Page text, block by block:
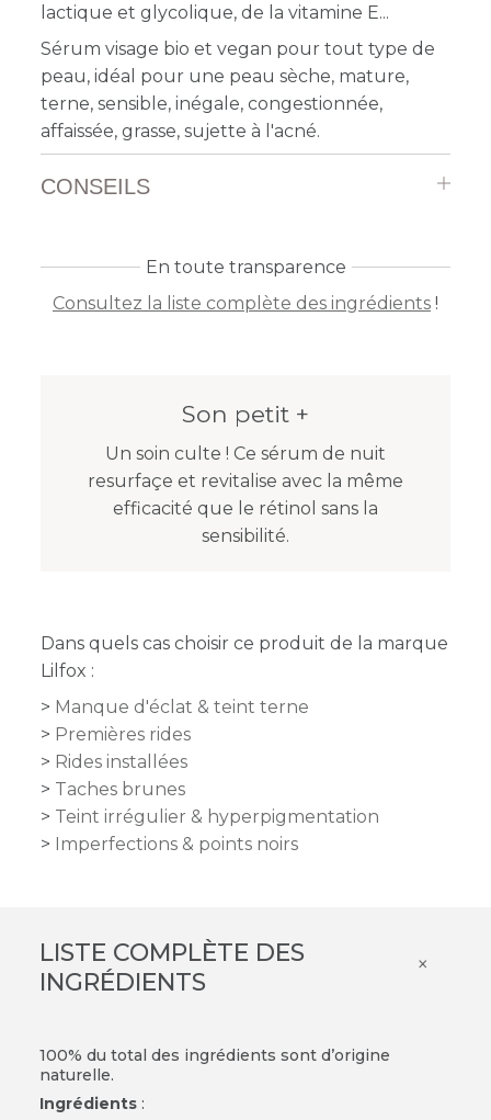
lactique et glycolique, de la vitamine E...
Sérum visage bio et vegan pour tout type de
peau, idéal pour une peau sèche, mature,
terne, sensible, inégale, congestionnée,
affaissée, grasse, sujette à l'acné.
CONSEILS
En toute transparence
Consultez la liste complète des ingrédients !
Son petit +
Un soin culte ! Ce sérum de nuit
resurfaçe et revitalise avec la même
efficacité que le rétinol sans la
sensibilité.
Dans quels cas choisir ce produit de la marque
Lilfox :
Manque d'éclat & teint terne
Premières rides
Rides installées
Taches brunes
Teint irrégulier & hyperpigmentation
Imperfections & points noirs
LISTE COMPLÈTE DES
INGRÉDIENTS
×
100% du total des ingrédients sont d’origine
naturelle.
Ingrédients: